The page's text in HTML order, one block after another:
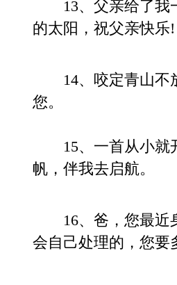
13、父亲给了我一
的太阳，祝父亲快乐!
14、咬定青山不放
您。
15、一首从小就开
帆，伴我去启航。
16、爸，您最近身
会自己处理的，您要